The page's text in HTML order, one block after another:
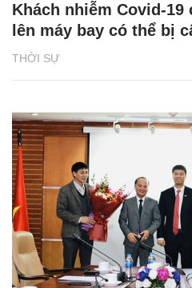
THỜI SỰ
Khách nhiễm Covid-19
lên máy bay có thể bị